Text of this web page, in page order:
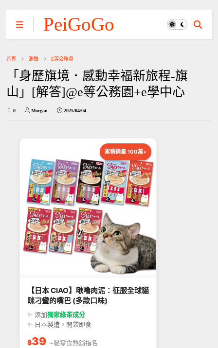
PeiGoGo
首頁 測驗 E等公務員
「身歷旗境．感動幸福新旅程-旗
山」[解答]@e等公務園+e學中心
0 Morgan 2025/04/04
累積銷量 100萬+
【日本 CIAO】啾嚕肉泥：征服全球貓
咪刁蠻的嘴巴 (多款口味)
✨ 添加獨家綠茶成分
✨ 日本製造，開袋即食
$39 ~貓零食熱銷指名